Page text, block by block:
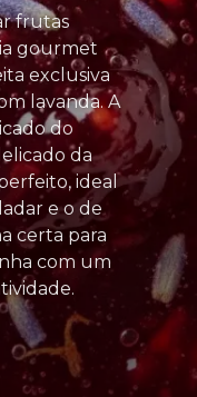
frutas
gourmet
exclusiva
lavanda. A
do
da
ideal
e o de
certa para
com um